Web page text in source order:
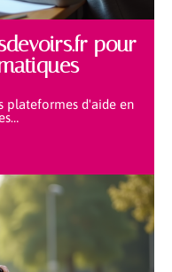
pour
plateformes d'aide en
…